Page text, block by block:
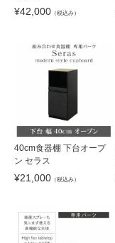
¥42,000 （税込み）
40cm食器棚 下台オープ
ン セラス
¥21,000 （税込み）